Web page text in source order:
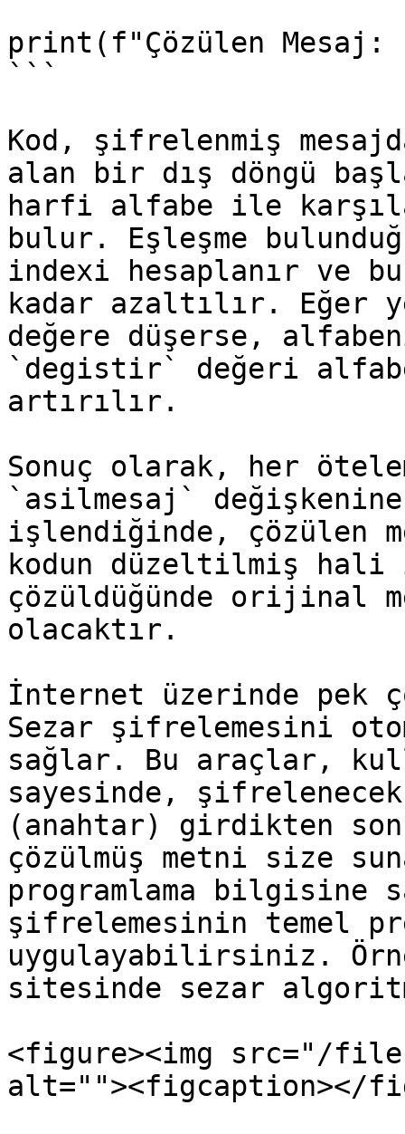
print(f"Çözülen Mesaj:
```
Kod, şifrelenmiş
alan bir dış döngü
harfi alfabe ile
bulur. Eşleşme
indexi hesaplanır ve
kadar azaltılır. Eğer
değere düşerse,
`degistir` değeri
artırılır.
Sonuç olarak, her
`asilmesaj`
işlendiğinde, çözülen
kodun düzeltilmiş hali
çözüldüğünde orijinal
olacaktır.
İnternet üzerinde pek
Sezar şifrelemesini
sağlar. Bu araçlar,
sayesinde,
(anahtar) girdikten
çözülmüş metni size
programlama bilgisine
şifrelemesinin temel
uygulayabilirsiniz.
sitesinde sezar
<figure><img src="/
alt=""><figcaption></